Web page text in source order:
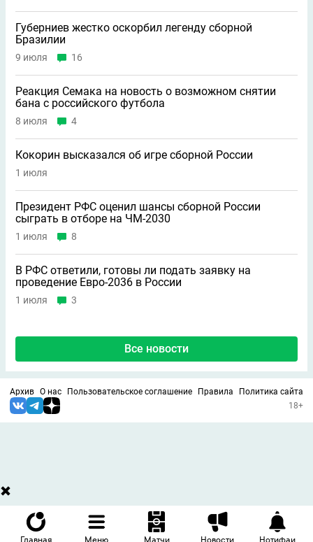
Главная Меню Матчи Новости Нотифаи
Губерниев жестко оскорбил легенду сборной
Бразилии
9 июля 16
Реакция Семака на новость о возможном снятии
бана с российского футбола
8 июля 4
Кокорин высказался об игре сборной России
1 июля
Президент РФС оценил шансы сборной России
сыграть в отборе на ЧМ-2030
1 июля 8
В РФС ответили, готовы ли подать заявку на
проведение Евро-2036 в России
1 июля 3
Все новости
Архив О нас Пользовательское соглашение Правила
Политика сайта
18+